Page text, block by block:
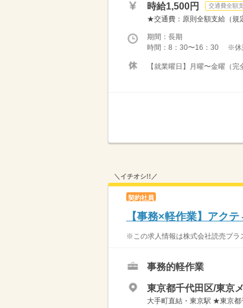
時給1,500円 交通費全額
★交通費：原則全額支給（規
期間：長期
時間：8：30〜16：30 ※休
【就業曜日】月曜〜金曜（
＼イチオシ!!／
契約社員
【事務×軽作業】アク
※この求人情報は株式会社読売プラ
事務的軽作業
東京都千代田区/東京
大手町直結・東京駅 ★東京